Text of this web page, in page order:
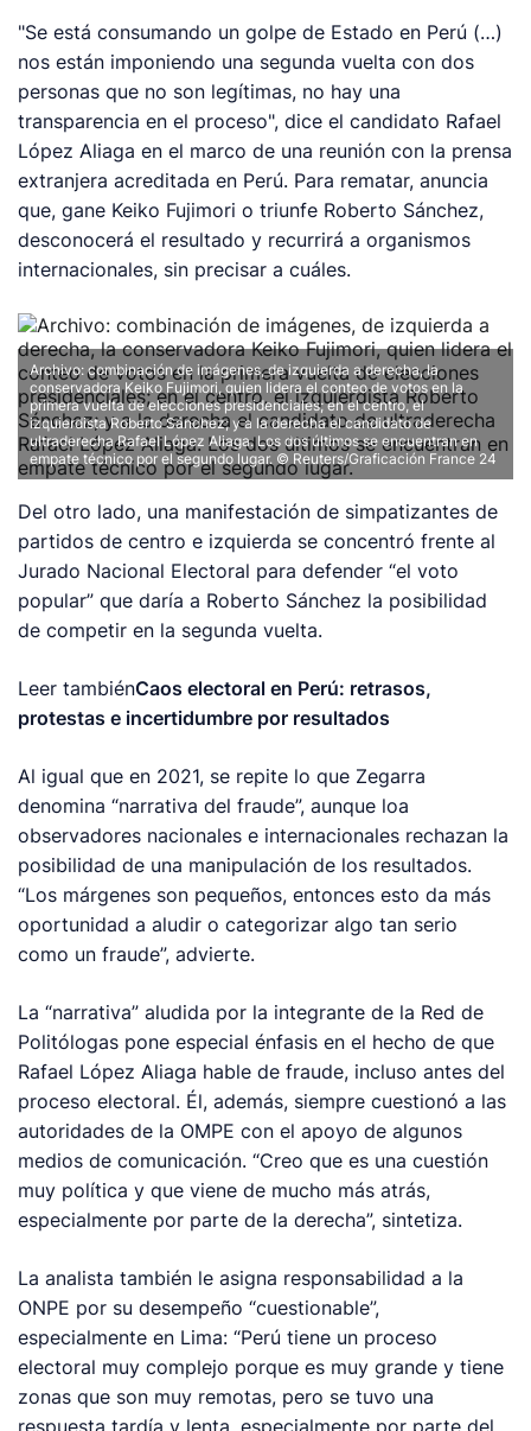
"Se está consumando un golpe de Estado en Perú (…)
nos están imponiendo una segunda vuelta con dos
personas que no son legítimas, no hay una
transparencia en el proceso", dice el candidato Rafael
López Aliaga en el marco de una reunión con la prensa
extranjera acreditada en Perú. Para rematar, anuncia
que, gane Keiko Fujimori o triunfe Roberto Sánchez,
desconocerá el resultado y recurrirá a organismos
internacionales, sin precisar a cuáles.
Archivo: combinación de imágenes, de izquierda a derecha, la
conservadora Keiko Fujimori, quien lidera el conteo de votos en la
primera vuelta de elecciones presidenciales; en el centro, el
izquierdista Roberto Sánchez; y a la derecha el candidato de
ultraderecha Rafael López Aliaga. Los dos últimos se encuentran en
empate técnico por el segundo lugar. © Reuters/Graficación France 24
Del otro lado, una manifestación de simpatizantes de
partidos de centro e izquierda se concentró frente al
Jurado Nacional Electoral para defender “el voto
popular” que daría a Roberto Sánchez la posibilidad
de competir en la segunda vuelta.
Leer tambiénCaos electoral en Perú: retrasos,
protestas e incertidumbre por resultados
Al igual que en 2021, se repite lo que Zegarra
denomina “narrativa del fraude”, aunque loa
observadores nacionales e internacionales rechazan la
posibilidad de una manipulación de los resultados.
“Los márgenes son pequeños, entonces esto da más
oportunidad a aludir o categorizar algo tan serio
como un fraude”, advierte.
La “narrativa” aludida por la integrante de la Red de
Politólogas pone especial énfasis en el hecho de que
Rafael López Aliaga hable de fraude, incluso antes del
proceso electoral. Él, además, siempre cuestionó a las
autoridades de la OMPE con el apoyo de algunos
medios de comunicación. “Creo que es una cuestión
muy política y que viene de mucho más atrás,
especialmente por parte de la derecha”, sintetiza.
La analista también le asigna responsabilidad a la
ONPE por su desempeño “cuestionable”,
especialmente en Lima: “Perú tiene un proceso
electoral muy complejo porque es muy grande y tiene
zonas que son muy remotas, pero se tuvo una
respuesta tardía y lenta, especialmente por parte del